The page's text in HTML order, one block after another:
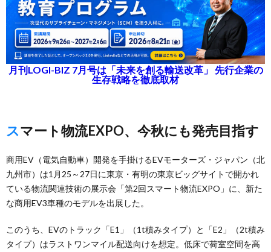
月刊LOGI-BIZ 7月号は「未来を創る輸送改革」 先行企業の
生存戦略を徹底取材
スマート物流EXPO、今秋にも発売目指す
商用EV（電気自動車）開発を手掛けるEVモーターズ・ジャパン（北
九州市）は1月25～27日に東京・有明の東京ビッグサイトで開かれ
ている物流関連技術の展示会「第2回スマート物流EXPO」に、新た
な商用EV3車種のモデルを出展した。
このうち、EVのトラック「E1」（1t積みタイプ）と「E2」（2t積み
タイプ）はラストワンマイル配送向けを想定。低床で荷室空間を高